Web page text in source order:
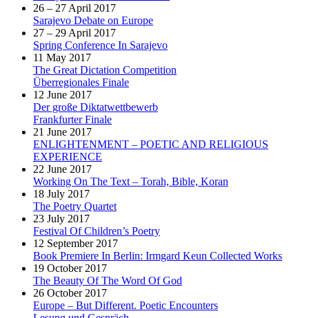
26 – 27 April 2017
Sarajevo Debate on Europe
27 – 29 April 2017
Spring Conference In Sarajevo
11 May 2017
The Great Dictation Competition
Überregionales Finale
12 June 2017
Der große Diktatwettbewerb
Frankfurter Finale
21 June 2017
ENLIGHTENMENT – POETIC AND RELIGIOUS
EXPERIENCE
22 June 2017
Working On The Text – Torah, Bible, Koran
18 July 2017
The Poetry Quartet
23 July 2017
Festival Of Children’s Poetry
12 September 2017
Book Premiere In Berlin: Irmgard Keun Collected Works
19 October 2017
The Beauty Of The Word Of God
26 October 2017
Europe – But Different. Poetic Encounters